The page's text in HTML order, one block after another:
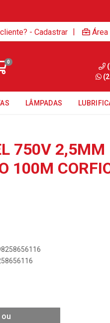
- Cadastrar |
0
LÂMPADAS
750V 2,5MM
100M